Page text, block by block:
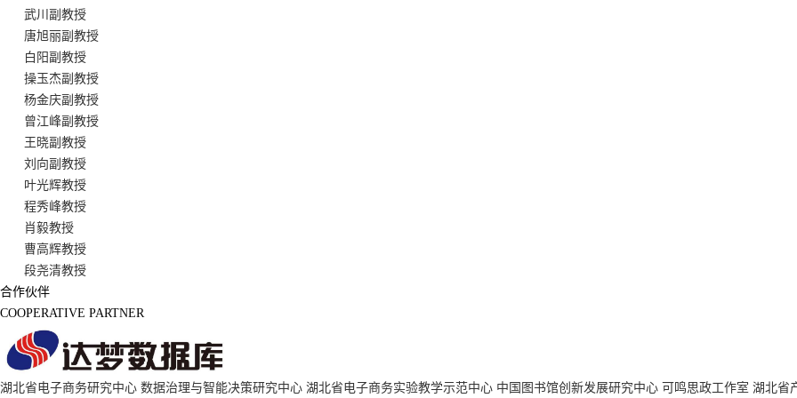
武川副教授
唐旭丽副教授
白阳副教授
操玉杰副教授
杨金庆副教授
曾江峰副教授
王晓副教授
刘向副教授
叶光辉教授
程秀峰教授
肖毅教授
曹高辉教授
段尧清教授
合作伙伴
COOPERATIVE PARTNER
湖北省电子商务研究中心 数据治理与智能决策研究中心 湖北省电子商务实验教学示范中心 中国图书馆创新发展研究中心 可鸣思政工作室 湖北省